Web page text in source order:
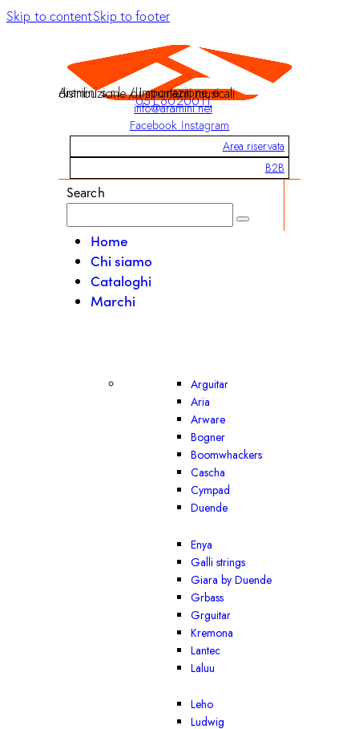
Skip to contentSkip to footer
Aramini s.r.l. / Importazione e distribuzione di strumenti musicali
051 6020011
info@aramini.net
Facebook Instagram
Area riservata
B2B
Search
Home
Chi siamo
Cataloghi
Marchi
Arguitar
Aria
Arware
Bogner
Boomwhackers
Cascha
Cympad
Duende
Enya
Galli strings
Giara by Duende
Grbass
Grguitar
Kremona
Lantec
Laluu
Leho
Ludwig